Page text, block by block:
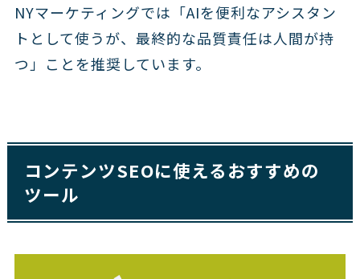
NYマーケティングでは「AIを便利なアシスタン
トとして使うが、最終的な品質責任は人間が持
つ」ことを推奨しています。
コンテンツSEOに使えるおすすめの
ツール